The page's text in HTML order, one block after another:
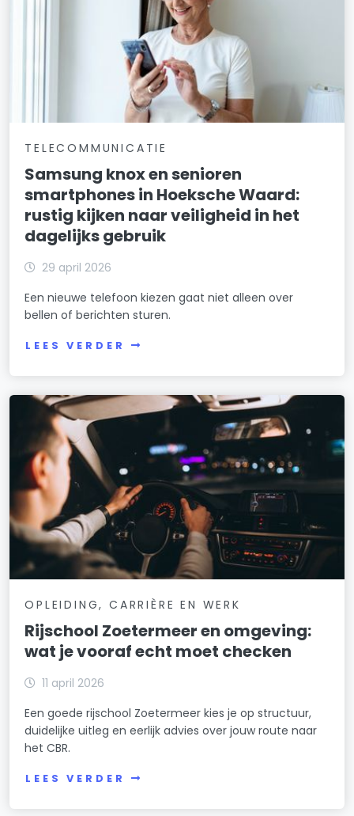
TELECOMMUNICATIE
Samsung knox en senioren
smartphones in Hoeksche Waard:
rustig kijken naar veiligheid in het
dagelijks gebruik
29 april 2026
Een nieuwe telefoon kiezen gaat niet alleen over
bellen of berichten sturen.
LEES VERDER
OPLEIDING, CARRIÈRE EN WERK
Rijschool Zoetermeer en omgeving:
wat je vooraf echt moet checken
11 april 2026
Een goede rijschool Zoetermeer kies je op structuur,
duidelijke uitleg en eerlijk advies over jouw route naar
het CBR.
LEES VERDER